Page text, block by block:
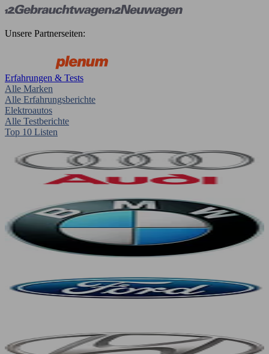
Unsere Partnerseiten:
Erfahrungen & Tests
Alle Marken
Alle Erfahrungsberichte
Elektroautos
Alle Testberichte
Top 10 Listen